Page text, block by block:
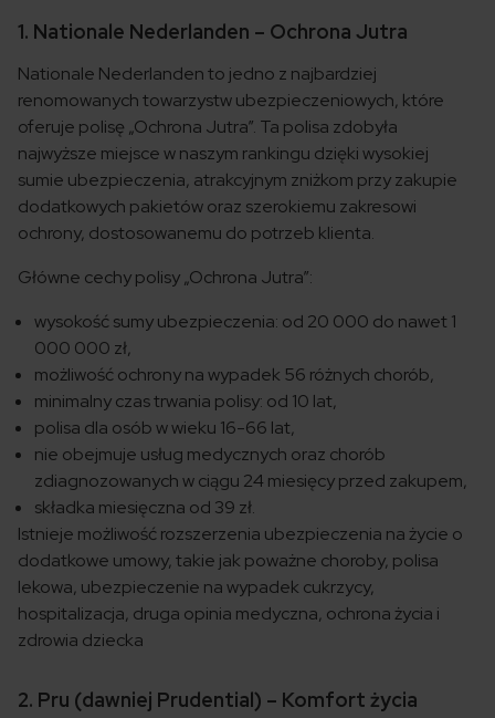
1. Nationale Nederlanden – Ochrona Jutra
Nationale Nederlanden to jedno z najbardziej
renomowanych towarzystw ubezpieczeniowych, które
oferuje polisę „Ochrona Jutra”. Ta polisa zdobyła
najwyższe miejsce w naszym rankingu dzięki wysokiej
sumie ubezpieczenia, atrakcyjnym zniżkom przy zakupie
dodatkowych pakietów oraz szerokiemu zakresowi
ochrony, dostosowanemu do potrzeb klienta.
Główne cechy polisy „Ochrona Jutra”:
wysokość sumy ubezpieczenia: od 20 000 do nawet 1
000 000 zł,
możliwość ochrony na wypadek 56 różnych chorób,
minimalny czas trwania polisy: od 10 lat,
polisa dla osób w wieku 16-66 lat,
nie obejmuje usług medycznych oraz chorób
zdiagnozowanych w ciągu 24 miesięcy przed zakupem,
składka miesięczna od 39 zł.
Istnieje możliwość rozszerzenia ubezpieczenia na życie o
dodatkowe umowy, takie jak poważne choroby, polisa
lekowa, ubezpieczenie na wypadek cukrzycy,
hospitalizacja, druga opinia medyczna, ochrona życia i
zdrowia dziecka
2. Pru (dawniej Prudential) – Komfort życia